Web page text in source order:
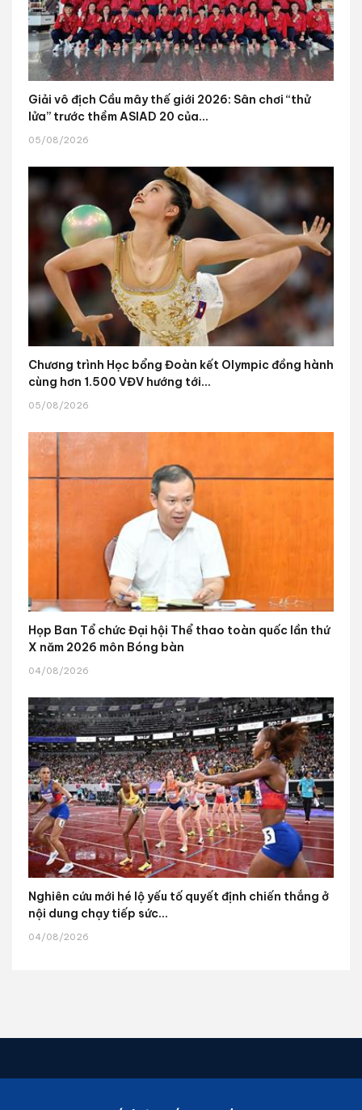
Giải vô địch Cầu mây thế giới 2026: Sân chơi “thử
lửa” trước thềm ASIAD 20 của...
05/08/2026
Chương trình Học bổng Đoàn kết Olympic đồng hành
cùng hơn 1.500 VĐV hướng tới...
05/08/2026
Họp Ban Tổ chức Đại hội Thể thao toàn quốc lần thứ
X năm 2026 môn Bóng bàn
04/08/2026
Nghiên cứu mới hé lộ yếu tố quyết định chiến thắng ở
nội dung chạy tiếp sức...
04/08/2026